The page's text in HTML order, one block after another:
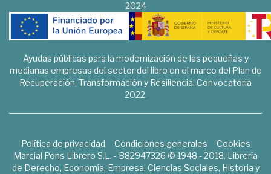
2024
Ayudas públicas para la modernización de las pequeñas y
medianas empresas del sector del libro en el marco del Plan de
Recuperación, Transformación y Resiliencia. Convocatoria
2022.
Política de privacidad Condiciones generales
Cookies
Marcial Pons Librero S.L. - B82947326 © 1948 - 2018. Librería
de Derecho, Economía, Empresa, Ciencias Sociales, Historia y